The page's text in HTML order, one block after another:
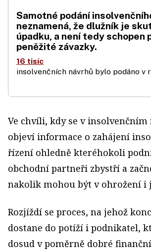
Samotné podání
neznamená, že dlužník je
úpadku, a není tedy schopen
peněžité závazky.
16 tisíc
insolvenčních návrhů bylo podáno v
Ve chvíli, kdy se v
objeví informace o zahájení
řízení ohledně kteréhokoli
obchodní partneři zbystří a
nakolik mohou být v ohrožení i
Rozjíždí se proces, na jehož
dostane do potíží i podnikatel,
dosud v poměrně dobré